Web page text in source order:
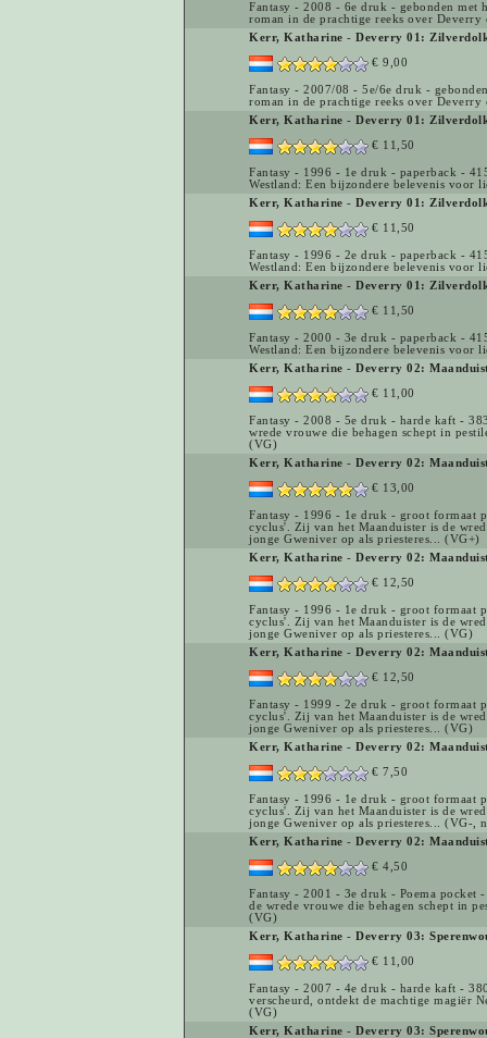
Fantasy - 2008 - 6e druk - gebonden met
roman in de prachtige reeks over Deverry
Kerr, Katharine - Deverry 01:
€ 9,00
Fantasy - 2007/08 - 5e/6e druk -
roman in de prachtige reeks over Deverry
Kerr, Katharine - Deverry 01:
€ 11,50
Fantasy - 1996 - 1e druk - paperback -
Westland: Een bijzondere belevenis voor
Kerr, Katharine - Deverry 01:
€ 11,50
Fantasy - 1996 - 2e druk - paperback -
Westland: Een bijzondere belevenis voor
Kerr, Katharine - Deverry 01:
€ 11,50
Fantasy - 2000 - 3e druk - paperback -
Westland: Een bijzondere belevenis voor
Kerr, Katharine - Deverry 02:
€ 11,00
Fantasy - 2008 - 5e druk - harde kaft -
wrede vrouwe die behagen schept in
(VG)
Kerr, Katharine - Deverry 02:
€ 13,00
Fantasy - 1996 - 1e druk - groot formaat
cyclus'. Zij van het Maanduister is de
jonge Gweniver op als priesteres... (VG+)
Kerr, Katharine - Deverry 02:
€ 12,50
Fantasy - 1996 - 1e druk - groot formaat
cyclus'. Zij van het Maanduister is de
jonge Gweniver op als priesteres... (VG)
Kerr, Katharine - Deverry 02:
€ 12,50
Fantasy - 1999 - 2e druk - groot formaat
cyclus'. Zij van het Maanduister is de
jonge Gweniver op als priesteres... (VG)
Kerr, Katharine - Deverry 02:
€ 7,50
Fantasy - 1996 - 1e druk - groot formaat
cyclus'. Zij van het Maanduister is de
jonge Gweniver op als priesteres... (VG-,
Kerr, Katharine - Deverry 02:
€ 4,50
Fantasy - 2001 - 3e druk - Poema pocket
de wrede vrouwe die behagen schept in
(VG)
Kerr, Katharine - Deverry 03:
€ 11,00
Fantasy - 2007 - 4e druk - harde kaft -
verscheurd, ontdekt de machtige magiër
(VG)
Kerr, Katharine - Deverry 03: